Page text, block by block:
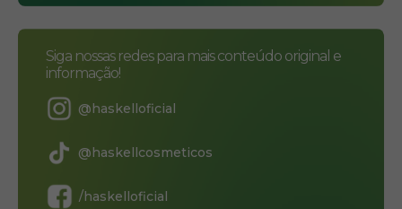
Siga nossas redes para mais conteúdo original e
informação!
@haskelloficial
@haskellcosmeticos
/haskelloficial